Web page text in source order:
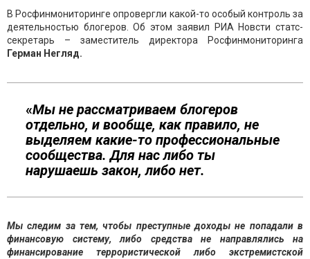
В Росфинмониторинге опровергли какой-то особый контроль за
деятельностью блогеров. Об этом заявил РИА Новсти статс-
секретарь – заместитель директора Росфинмониторинга
Герман Негляд.
«Мы не рассматриваем блогеров
отдельно, и вообще, как правило, не
выделяем какие-то профессиональные
сообщества. Для нас либо ты
нарушаешь закон, либо нет.
Мы следим за тем, чтобы преступные доходы не попадали в
финансовую систему, либо средства не направлялись на
финансирование террористической либо экстремистской